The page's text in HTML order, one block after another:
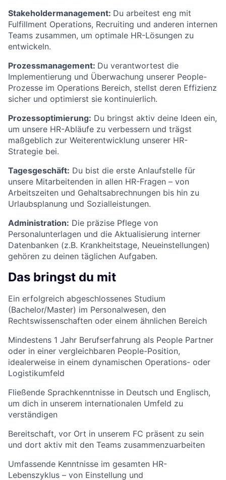
Stakeholdermanagement: Du arbeitest eng mit
Fulfillment Operations, Recruiting und anderen internen
Teams zusammen, um optimale HR-Lösungen zu
entwickeln.
Prozessmanagement: Du verantwortest die
Implementierung und Überwachung unserer People-
Prozesse im Operations Bereich, stellst deren Effizienz
sicher und optimierst sie kontinuierlich.
Prozessoptimierung: Du bringst aktiv deine Ideen ein,
um unsere HR-Abläufe zu verbessern und trägst
maßgeblich zur Weiterentwicklung unserer HR-
Strategie bei.
Tagesgeschäft: Du bist die erste Anlaufstelle für
unsere Mitarbeitenden in allen HR-Fragen – von
Arbeitszeiten und Gehaltsabrechnungen bis hin zu
Urlaubsplanung und Sozialleistungen.
Administration: Die präzise Pflege von
Personalunterlagen und die Aktualisierung interner
Datenbanken (z.B. Krankheitstage, Neueinstellungen)
gehören zu deinen täglichen Aufgaben.
Das bringst du mit
Ein erfolgreich abgeschlossenes Studium
(Bachelor/Master) im Personalwesen, den
Rechtswissenschaften oder einem ähnlichen Bereich
Mindestens 1 Jahr Berufserfahrung als People Partner
oder in einer vergleichbaren People-Position,
idealerweise in einem dynamischen Operations- oder
Logistikumfeld
Fließende Sprachkenntnisse in Deutsch und Englisch,
um dich in unserem internationalen Umfeld zu
verständigen
Bereitschaft, vor Ort in unserem FC präsent zu sein
und dort aktiv mit den Teams zusammenzuarbeiten
Umfassende Kenntnisse im gesamten HR-
Lebenszyklus – von Einstellung und